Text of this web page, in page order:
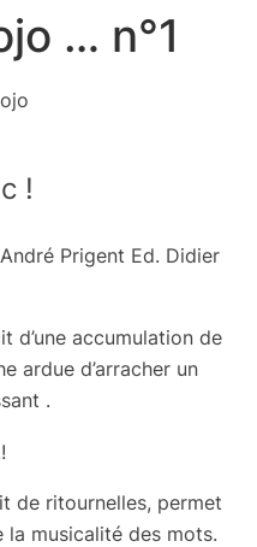
… n°1
!
Prigent Ed. Didier
accumulation de
ardue d’arracher un
.
ritournelles, permet
la musicalité des mots.